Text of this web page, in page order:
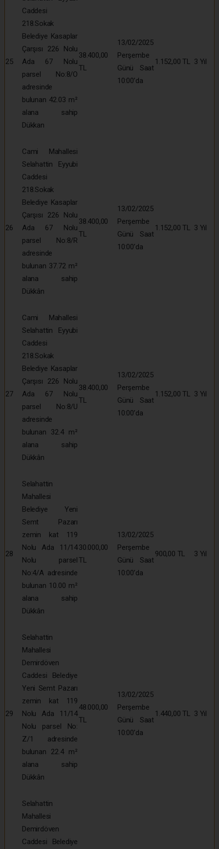
25
Caddesi
218.Sokak
Belediye Kasaplar
Çarşısı 226 Nolu
Ada 67 Nolu
parsel No:8/O
adresinde
bulunan 42.03 m²
alana sahip
Dükkan
38.400,00
TL
13/02/2025
Perşembe
Günü Saat
10:00’da
1.152,00 TL 3 Yıl
26
Cami Mahallesi
Selahattin Eyyubi
Caddesi
218.Sokak
Belediye Kasaplar
Çarşısı 226 Nolu
Ada 67 Nolu
parsel No:8/R
adresinde
bulunan 37.72 m²
alana sahip
Dükkân
38.400,00
TL
13/02/2025
Perşembe
Günü Saat
10:00’da
1.152,00 TL 3 Yıl
27
Cami Mahallesi
Selahattin Eyyubi
Caddesi
218.Sokak
Belediye Kasaplar
Çarşısı 226 Nolu
Ada 67 Nolu
parsel No:8/U
adresinde
bulunan 32.4 m²
alana sahip
Dükkân
38.400,00
TL
13/02/2025
Perşembe
Günü Saat
10:00’da
1.152,00 TL 3 Yıl
28
Selahattin
Mahallesi
Belediye Yeni
Semt Pazarı
zemin kat 119
Nolu Ada 11/14
Nolu parsel
No:4/A adresinde
bulunan 10.00 m²
alana sahip
Dükkân
30.000,00
TL
13/02/2025
Perşembe
Günü Saat
10:00’da
900,00 TL 3 Yıl
29
Selahattin
Mahallesi
Demirdöven
Caddesi Belediye
Yeni Semt Pazarı
zemin kat 119
Nolu Ada 11/14
Nolu parsel No:
Z/1 adresinde
bulunan 22.4 m²
alana sahip
Dükkân
48.000,00
TL
13/02/2025
Perşembe
Günü Saat
10:00’da
1.440,00 TL 3 Yıl
Selahattin
Mahallesi
Demirdöven
Caddesi Belediye